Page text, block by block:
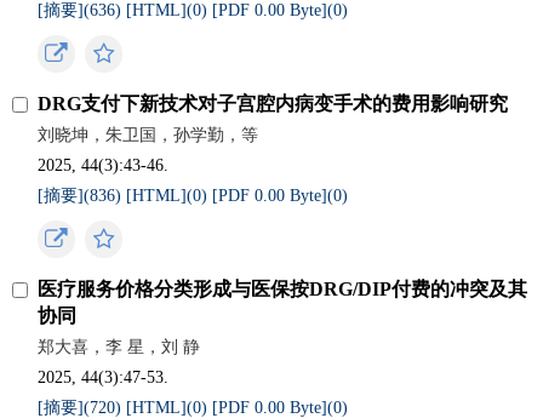
[摘要](636) [HTML](0) [PDF 0.00 Byte](0)
DRG支付下新技术对子宫腔内病变手术的费用影响研究
刘晓坤，朱卫国，孙学勤，等
2025, 44(3):43-46.
[摘要](836) [HTML](0) [PDF 0.00 Byte](0)
医疗服务价格分类形成与医保按DRG/DIP付费的冲突及其
协同
郑大喜，李 星，刘 静
2025, 44(3):47-53.
[摘要](720) [HTML](0) [PDF 0.00 Byte](0)